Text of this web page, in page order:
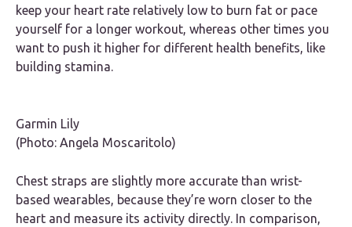
keep your heart rate relatively low to burn fat or pace
yourself for a longer workout, whereas other times you
want to push it higher for different health benefits, like
building stamina.
Garmin Lily
(Photo: Angela Moscaritolo)
Chest straps are slightly more accurate than wrist-
based wearables, because they’re worn closer to the
heart and measure its activity directly. In comparison,